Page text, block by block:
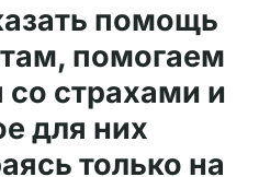
помощь
помогаем
страхами и
для них
только на